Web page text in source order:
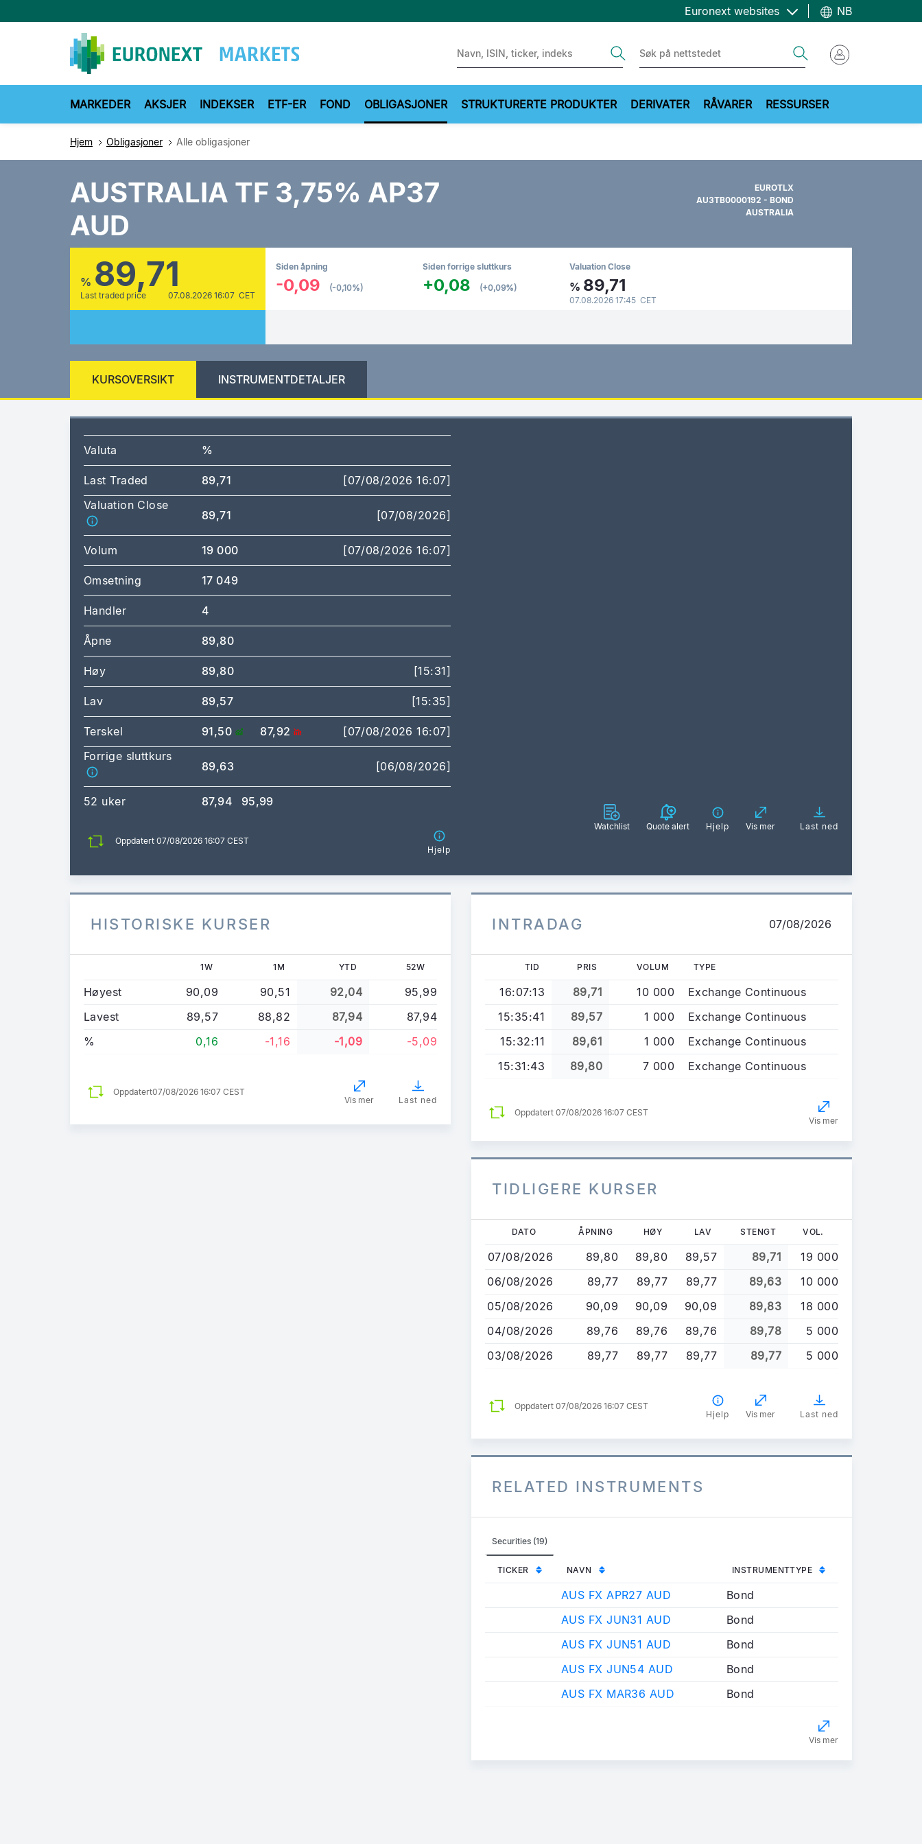
til
Euronext websites NB
MARKEDER AKSJER INDEKSER ETF-ER FOND OBLIGASJONER STRUKTURERTE PRODUKTER DERIVATER RÅVARER RESSURSER
Hjem Obligasjoner Alle obligasjoner
AUSTRALIA TF 3,75% AP37
AUD
EUROTLX
AU3TB0000192 - BOND
AUSTRALIA
% 89,71
Last traded price 07.08.2026 16:07 CET
Siden åpning
-0,09 (-0,10%)
Siden forrige sluttkurs
+0,08 (+0,09%)
Valuation Close
% 89,71
07.08.2026 17:45 CET
KURSOVERSIKT INSTRUMENTDETALJER
Valuta %
Last Traded 89,71
[07/08/2026 16:07]
Valuation Close
89,71 [07/08/2026]
Volum 19 000 [07/08/2026 16:07]
Omsetning 17 049
Handler 4
Åpne 89,80
Høy 89,80 [15:31]
Lav 89,57 [15:35]
Terskel 91,50 87,92
[07/08/2026 16:07]
Forrige sluttkurs
89,63 [06/08/2026]
52 uker 87,94 95,99
Oppdatert 07/08/2026 16:07 CEST
Hjelp
Watchlist Quote alert Hjelp Vis mer Last ned
HISTORISKE KURSER
1W 1M YTD 52W
Høyest 90,09 90,51 92,04
95,99
Lavest
89,57 88,82 87,94
87,94
%
0,16 -1,16 -1,09 -5,09
Oppdatert07/08/2026 16:07 CEST
Vis mer
Last ned
INTRADAG 07/08/2026
TID PRIS VOLUM TYPE
16:07:13 89,71 10 000
Exchange Continuous
15:35:41
89,57 1 000
Exchange Continuous
15:32:11
89,61 1 000
Exchange Continuous
15:31:43
89,80 7 000 Exchange Continuous
Oppdatert 07/08/2026 16:07 CEST
Vis mer
TIDLIGERE KURSER
Hopp
hovedinnhold
DATO ÅPNING HØY LAV STENGT VOL.
07/08/2026 89,80 89,80 89,57 89,71
19 000
06/08/2026
89,77 89,77 89,77 89,63
10 000
05/08/2026
90,09 90,09 90,09 89,83
18 000
04/08/2026
89,76 89,76 89,76 89,78
5 000
03/08/2026
89,77 89,77 89,77 89,77 5 000
Oppdatert 07/08/2026 16:07 CEST
Hjelp
Vis mer Last ned
RELATED INSTRUMENTS
Securities (19)
TICKER NAVN INSTRUMENTTYPE
AUS FX APR27 AUD
Bond
AUS FX JUN31 AUD
Bond
AUS FX JUN51 AUD
Bond
AUS FX JUN54 AUD
Bond
AUS FX MAR36 AUD
Bond
Vis mer